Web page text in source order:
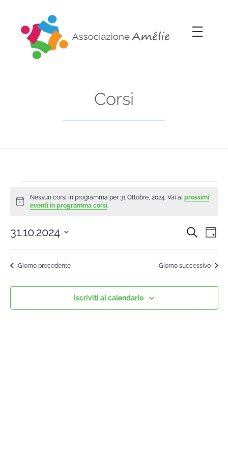
Corsi
Notice
Nessun corsi in programma per 31 Ottobre, 2024. Vai ai prossimi
eventi in programma corsi.
Cerca
31.10.2024
Seleziona
Giorno precedente Giorno successivo
Iscriviti al calendario